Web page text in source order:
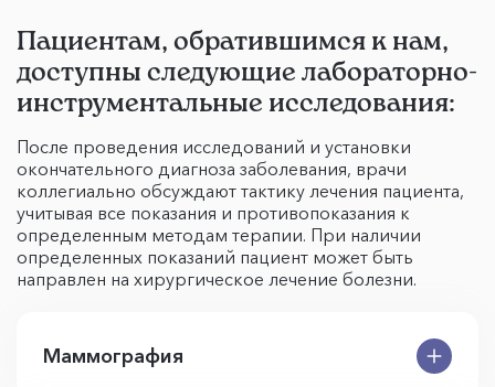
Пациентам, обратившимся к нам,
доступны следующие лабораторно-
инструментальные исследования:
После проведения исследований и установки
окончательного диагноза заболевания, врачи
коллегиально обсуждают тактику лечения пациента,
учитывая все показания и противопоказания к
определенным методам терапии. При наличии
определенных показаний пациент может быть
направлен на хирургическое лечение болезни.
Маммография